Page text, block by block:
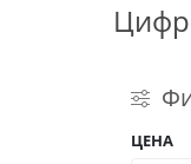
ЦЕНА